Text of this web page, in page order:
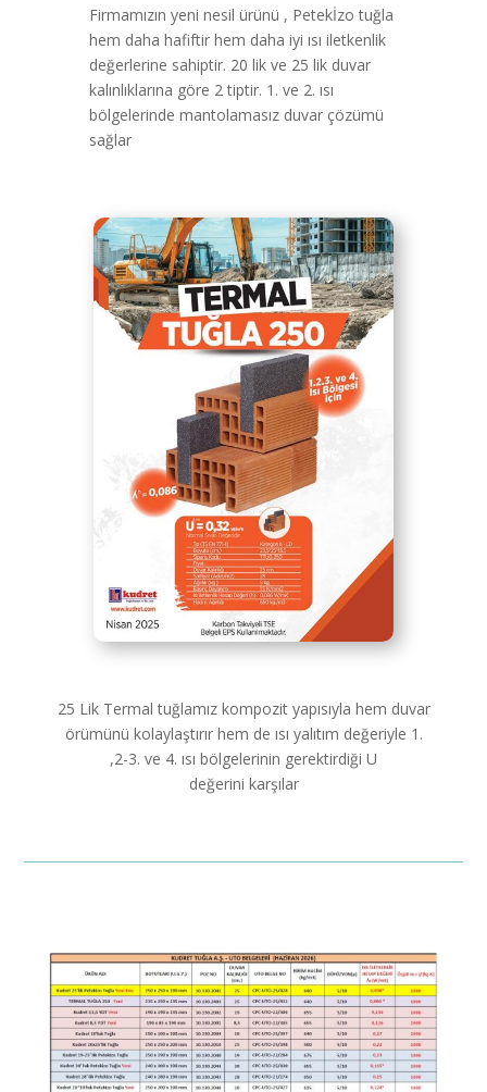
Firmamızın yeni nesil ürünü , Petekİzo tuğla
hem daha hafiftir hem daha iyi ısı iletkenlik
değerlerine sahiptir. 20 lik ve 25 lik duvar
kalınlıklarına göre 2 tiptir. 1. ve 2. ısı
bölgelerinde mantolamasız duvar çözümü
sağlar
25 Lik Termal tuğlamız kompozit yapısıyla hem duvar
örümünü kolaylaştırır hem de ısı yalıtım değeriyle 1.
,2-3. ve 4. ısı bölgelerinin gerektirdiği U
değerini karşılar